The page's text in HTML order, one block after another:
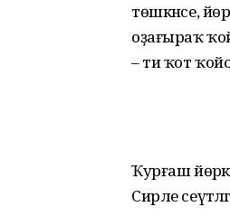
төшкәнсе,
оҙағыраҡ
– ти ҡот
Ҡурғаш
Сирле